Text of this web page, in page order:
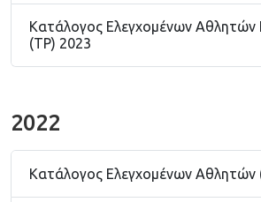
Κατάλογος Ελεγχομένων Αθλητών Επιπέδου ΙΙ
(TP) 2023
2022
Κατάλογος Ελεγχομένων Αθλητών